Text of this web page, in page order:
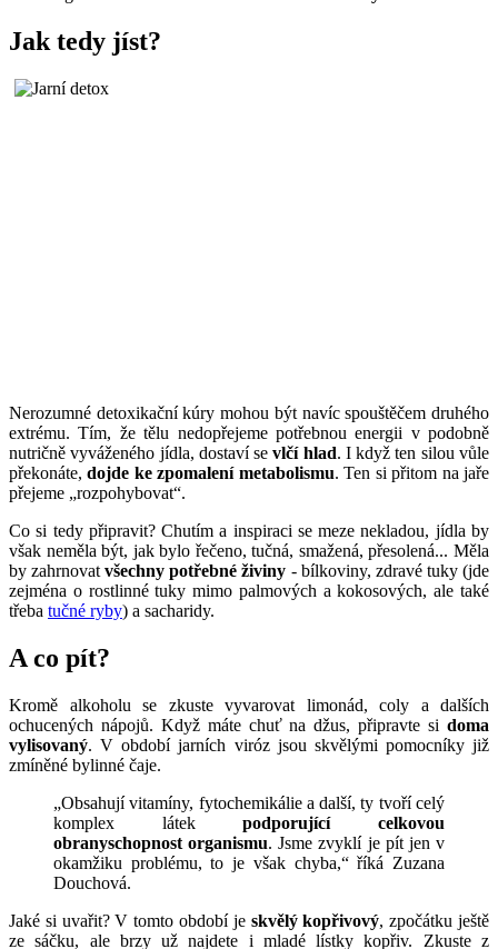
Jak tedy jíst?
Nerozumné detoxikační kúry mohou být navíc spouštěčem druhého
extrému. Tím, že tělu nedopřejeme potřebnou energii v podobně
nutričně vyváženého jídla, dostaví sevlčí hlad. I když ten silou vůle
překonáte,dojde ke zpomalení metabolismu. Ten si přitom na jaře
přejeme „rozpohybovat“.
Co si tedy připravit? Chutím a inspiraci se meze nekladou, jídla by
však neměla být, jak bylo řečeno, tučná, smažená, přesolená... Měla
by zahrnovatvšechny potřebné živiny - bílkoviny, zdravé tuky (jde
zejména o rostlinné tuky mimo palmových a kokosových, ale také
třeba tučné ryby) a sacharidy.
A co pít?
Kromě alkoholu se zkuste vyvarovat limonád, coly a dalších
ochucených nápojů. Když máte chuť na džus, připravte si doma
vylisovaný. V období jarních viróz jsou skvělými pomocníky již
zmíněné bylinné čaje.
„Obsahují vitamíny, fytochemikálie a další, ty tvoří celý
komplex látekpodporující celkovou
obranyschopnost organismu. Jsme zvyklí je pít jen v
okamžiku problému, to je však chyba,“ říká Zuzana
Douchová.
Jaké si uvařit? V tomto období je skvělý kopřivový, zpočátku ještě
ze sáčku, ale brzy už najdete i mladé lístky kopřiv. Zkuste z